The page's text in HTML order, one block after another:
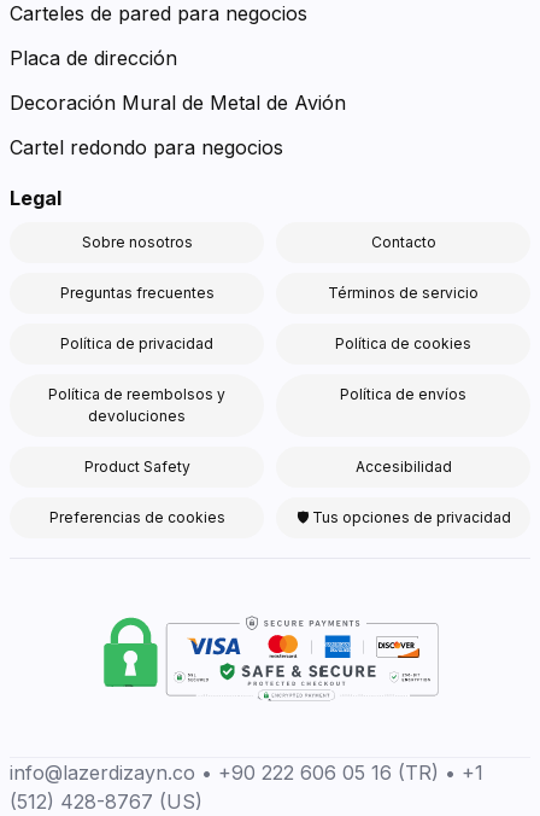
Carteles de pared para negocios
Placa de dirección
Decoración Mural de Metal de Avión
Cartel redondo para negocios
Legal
Sobre nosotros Contacto
Preguntas frecuentes Términos de servicio
Política de privacidad Política de cookies
Política de reembolsos y
devoluciones
Política de envíos
Product Safety Accesibilidad
Preferencias de cookies 🛡 Tus opciones de privacidad
info@lazerdizayn.co • +90 222 606 05 16 (TR) • +1
(512) 428-8767 (US)